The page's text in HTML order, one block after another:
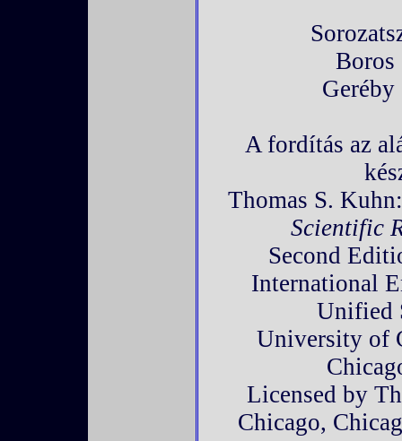
Boros
A fordítás az
Thomas S.
Scientific
Second
International
Unified
University of
Licensed by
Chicago,